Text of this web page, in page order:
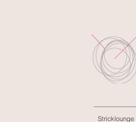
Stricklounge